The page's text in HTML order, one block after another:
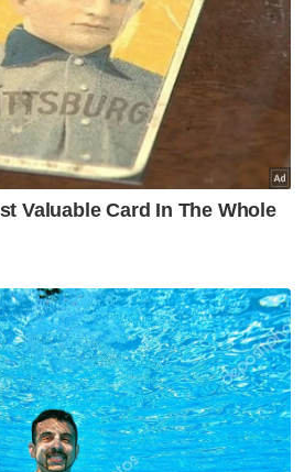
penanaman rumput baharu
awal Ogos dan selesai
Merdeka. Namun, jika
beberapa venue
di Pulau Pinang,”